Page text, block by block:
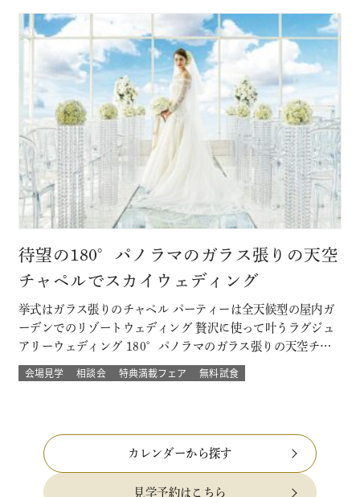
待望の180°パノラマのガラス張りの天空
チャペルでスカイウェディング
挙式はガラス張りのチャペル パーティーは全天候型の屋内ガ
ーデンでのリゾートウェディング 贅沢に使って叶うラグジュ
アリーウェディング 180°パノラマのガラス張りの天空チャ
ペルでは 流れる雲や透き通る青空に包まれ まるで空の上で
挙げる結婚式 組数限定！でご提供！ このフェアに含まれるコ
会場見学 相談会 特典満載フェア 無料試食
カレンダーから探す
見学予約はこちら